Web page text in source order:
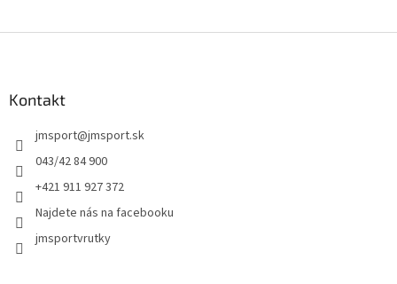
Kontakt
jmsport@jmsport.sk
043/42 84 900
+421 911 927 372
Najdete nás na facebooku
jmsportvrutky